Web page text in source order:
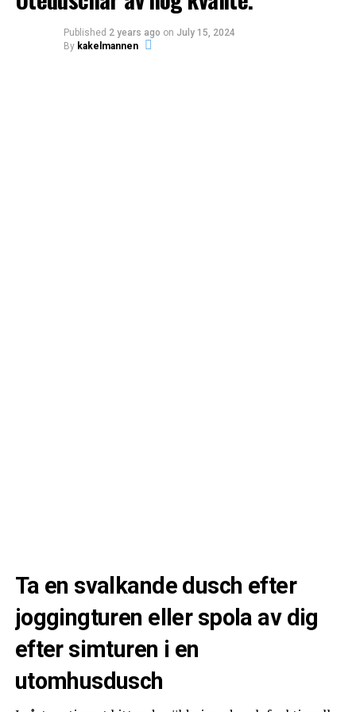
sak i sig, så ser den här vintage ut och skjutdörren är
Published 2 years ago on July 15, 2024
By kakelmannen
Ta en svalkande dusch efter
joggingturen eller spola av dig
efter simturen i en
utomhusdusch